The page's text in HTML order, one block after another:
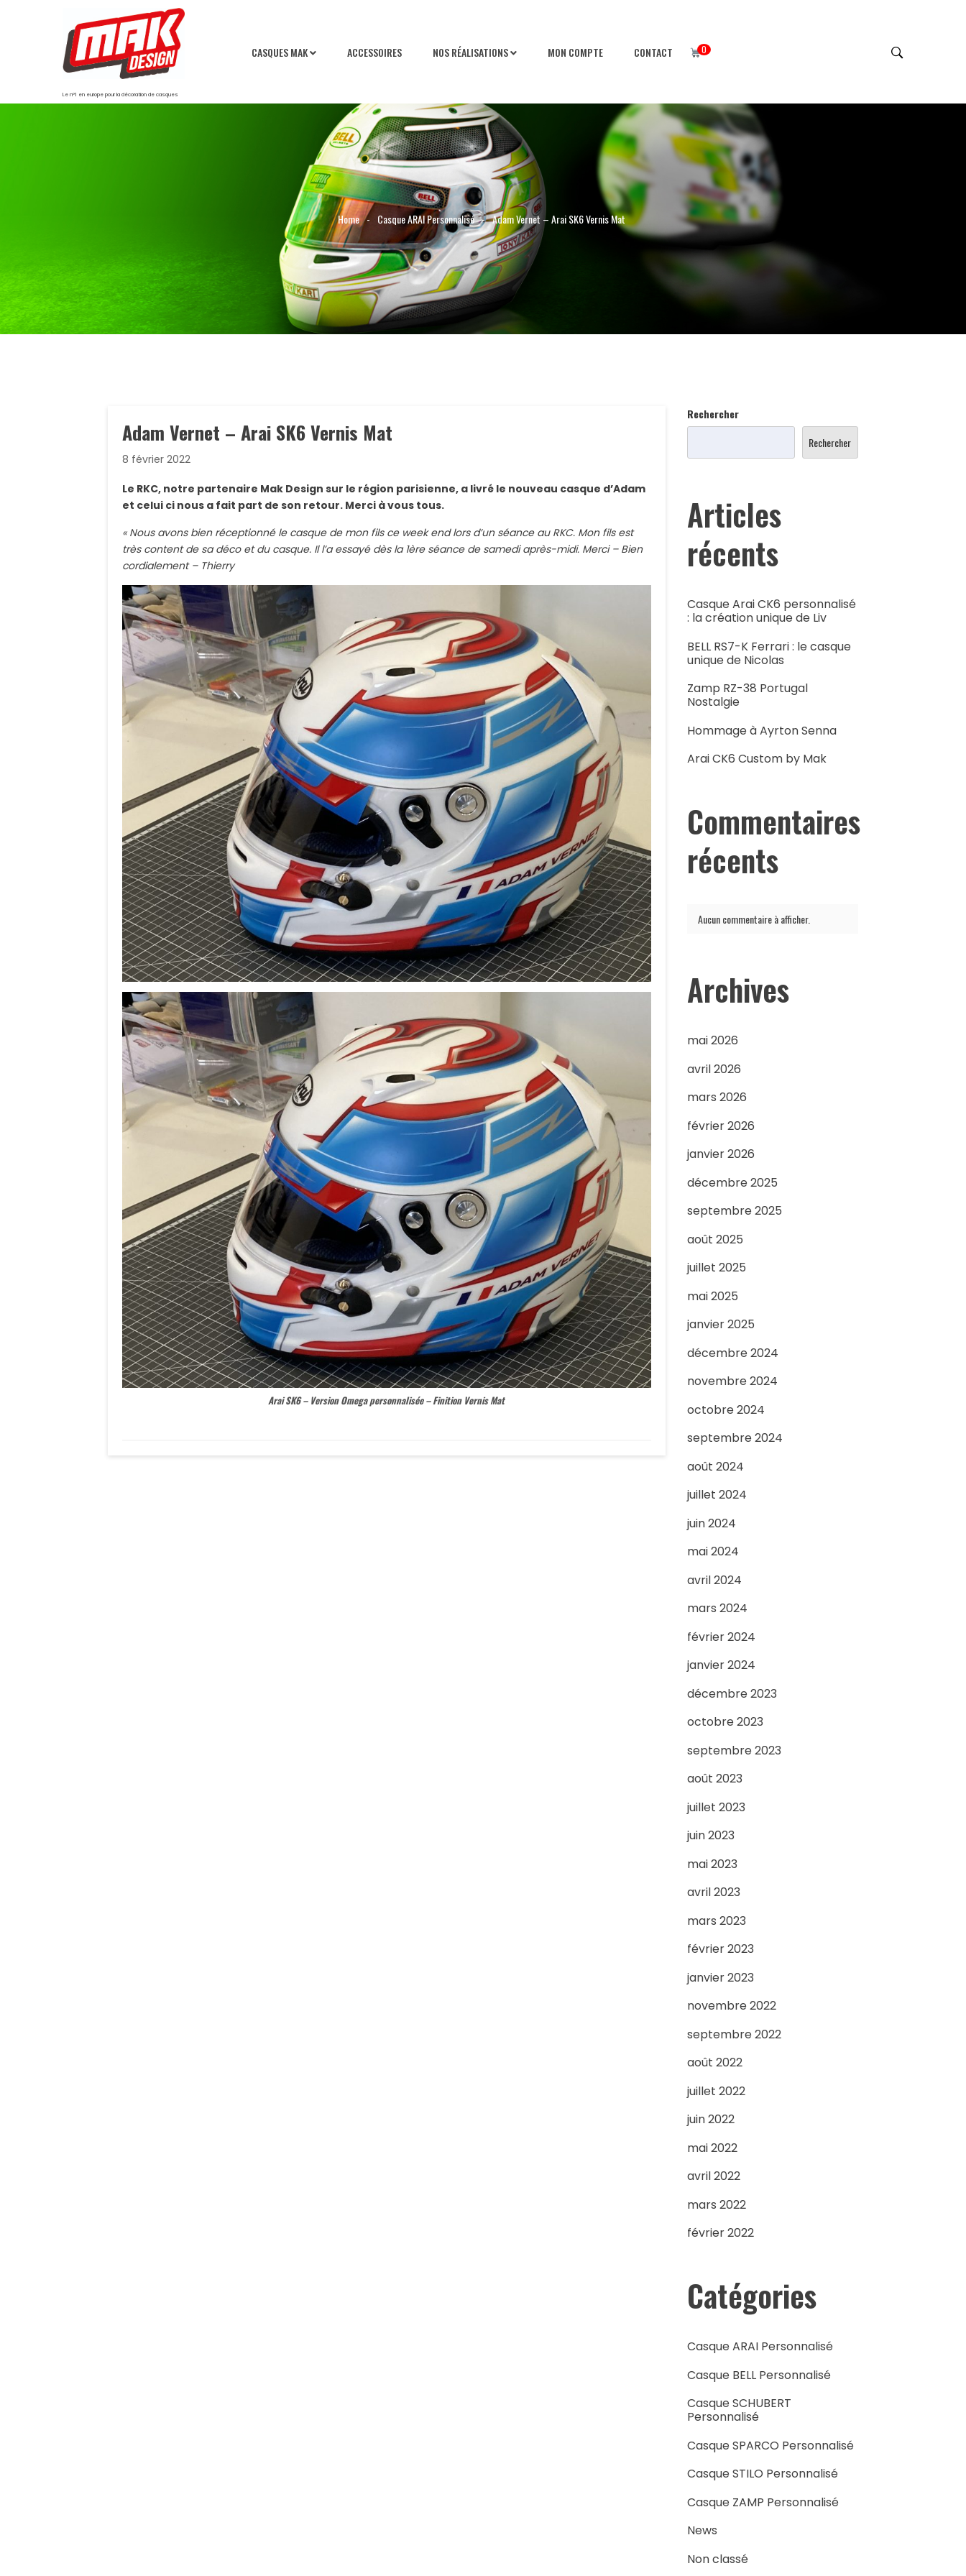
Le n°1 en europe pour la décoration de casques
CASQUES MAK ACCESSOIRES NOS RÉALISATIONS MON COMPTE CONTACT 0
Home - Casque ARAI Personnalisé - Adam Vernet – Arai SK6 Vernis Mat
Adam Vernet – Arai SK6 Vernis Mat
8 février 2022
Le RKC, notre partenaire Mak Design sur le région parisienne, a livré le nouveau casque d’Adam
et celui ci nous a fait part de son retour. Merci à vous tous.
« Nous avons bien réceptionné le casque de mon fils ce week end lors d’un séance au RKC. Mon fils est
très content de sa déco et du casque. Il l’a essayé dès la 1ère séance de samedi après-midi. Merci – Bien
cordialement – Thierry
Arai SK6 – Version Omega personnalisée – Finition Vernis Mat
Rechercher
Rechercher
Articles
récents
Casque Arai CK6 personnalisé
: la création unique de Liv
BELL RS7-K Ferrari : le casque
unique de Nicolas
Zamp RZ-38 Portugal
Nostalgie
Hommage à Ayrton Senna
Arai CK6 Custom by Mak
Commentaires
récents
Aucun commentaire à afficher.
Archives
mai 2026
avril 2026
mars 2026
février 2026
janvier 2026
décembre 2025
septembre 2025
août 2025
juillet 2025
mai 2025
janvier 2025
décembre 2024
novembre 2024
octobre 2024
septembre 2024
août 2024
juillet 2024
juin 2024
mai 2024
avril 2024
mars 2024
février 2024
janvier 2024
décembre 2023
octobre 2023
septembre 2023
août 2023
juillet 2023
juin 2023
mai 2023
avril 2023
mars 2023
février 2023
janvier 2023
novembre 2022
septembre 2022
août 2022
juillet 2022
juin 2022
mai 2022
avril 2022
mars 2022
février 2022
Catégories
Casque ARAI Personnalisé
Casque BELL Personnalisé
Casque SCHUBERT
Personnalisé
Casque SPARCO Personnalisé
Casque STILO Personnalisé
Casque ZAMP Personnalisé
News
Non classé